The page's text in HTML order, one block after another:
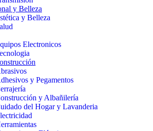
y Belleza
y Belleza
Electronicos
y Pegamentos
y Albañilería
del Hogar y Lavanderia